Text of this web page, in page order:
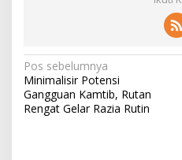
N
a
v
Pos sebelumnya
Minimalisir Potensi
Gangguan Kamtib, Rutan
Rengat Gelar Razia Rutin